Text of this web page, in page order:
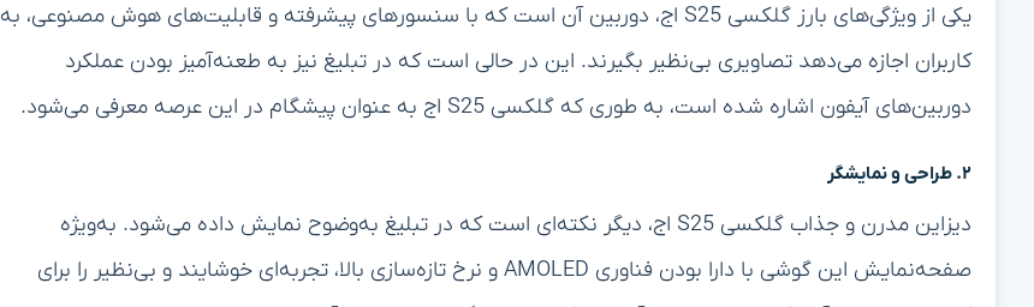
یکی از ویژگی‌های بارز گلکسی S25 اج، دوربین آن است که با سنسورهای پیشرفته و قابلیت‌های هوش مصنوعی، به
کاربران اجازه می‌دهد تصاویری بی‌نظیر بگیرند. این در حالی است که در تبلیغ نیز به طعنه‌آمیز بودن عملکرد
دوربین‌های آیفون اشاره شده است، به طوری که گلکسی S25 اج به عنوان پیشگام در این عرصه معرفی می‌شود.
۲. طراحی و نمایشگر
دیزاین مدرن و جذاب گلکسی S25 اج، دیگر نکته‌ای است که در تبلیغ به‌وضوح نمایش داده می‌شود. به‌ویژه
صفحه‌نمایش این گوشی با دارا بودن فناوری AMOLED و نرخ تازه‌سازی بالا، تجربه‌ای خوشایند و بی‌نظیر را برای